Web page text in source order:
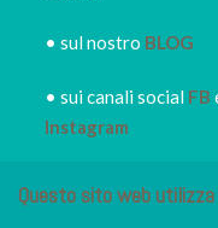
• sul nostro BLOG
• sui canali social FB
Instagram
Questo sito web